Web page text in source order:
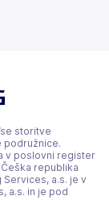
storitve
podružnice.
v poslovni register
republika
Services, a.s. je v
a.s. in je pod